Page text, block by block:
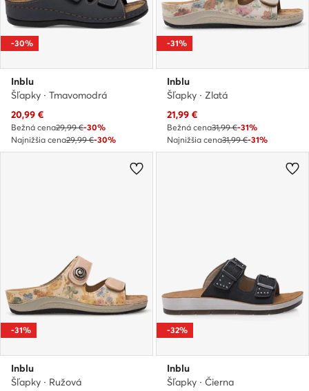
-30%
Inblu
Šľapky · Tmavomodrá
Aktuálna cena
20,99 €
Bežná cena29,99 €-30%
Najnižšia cena29,99 €-30%
-31%
Inblu
Šľapky · Zlatá
Aktuálna cena
21,99 €
Bežná cena31,99 €-31%
Najnižšia cena31,99 €-31%
-31%
Inblu
Šľapky · Ružová
-32%
Inblu
Šľapky · Čierna